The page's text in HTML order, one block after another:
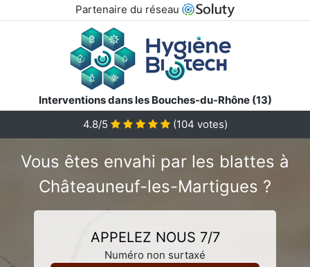
Partenaire du réseau
Interventions dans les Bouches-du-Rhône (13)
4.8/5 (104 votes)
Vous êtes envahi par les blattes à
Châteauneuf-les-Martigues ?
APPELEZ NOUS 7/7
Numéro non surtaxé